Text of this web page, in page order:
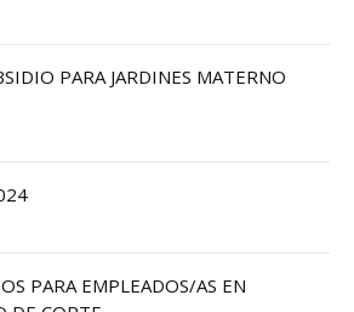
PARA JARDINES MATERNO
PARA EMPLEADOS/AS EN